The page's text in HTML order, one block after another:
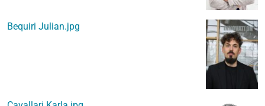
Bequiri Julian.jpg